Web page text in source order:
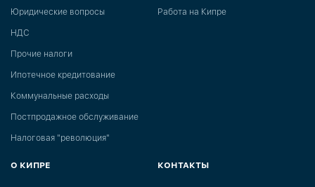
Юридические вопросы
НДС
Прочие налоги
Ипотечное кредитование
Коммунальные расходы
Постпродажное обслуживание
Налоговая "революция"
Работа на Кипре
О КИПРЕ КОНТАКТЫ